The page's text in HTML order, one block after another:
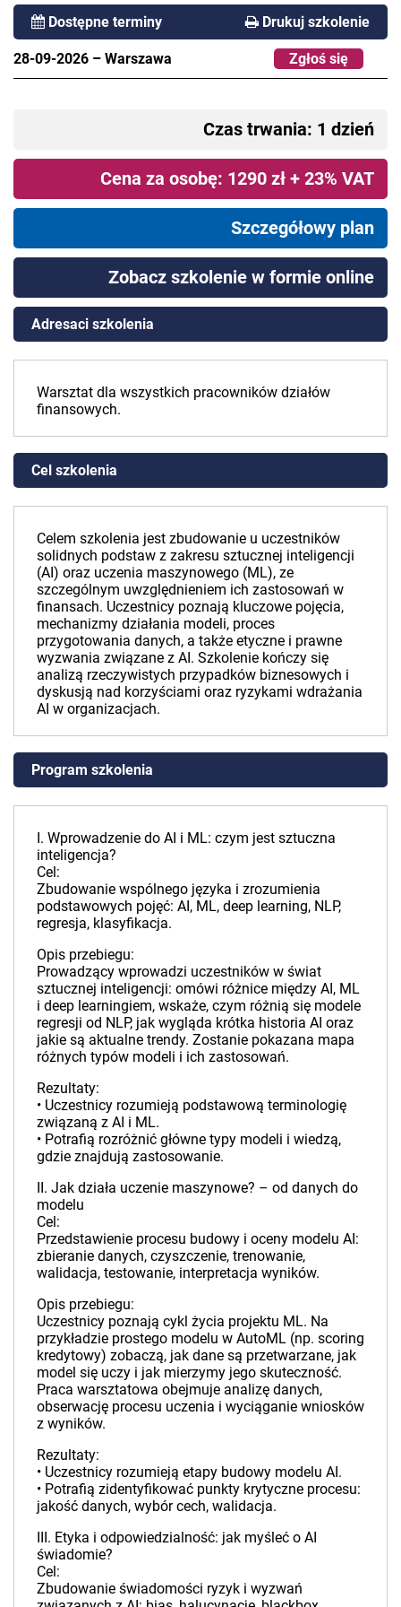
Dostępne terminy Drukuj szkolenie
28-09-2026 – Warszawa Zgłoś się
Czas trwania: 1 dzień
Cena za osobę: 1290 zł + 23% VAT
Szczegółowy plan
Zobacz szkolenie w formie online
Adresaci szkolenia
Warsztat dla wszystkich pracowników działów
finansowych.
Cel szkolenia
Celem szkolenia jest zbudowanie u uczestników
solidnych podstaw z zakresu sztucznej inteligencji
(AI) oraz uczenia maszynowego (ML), ze
szczególnym uwzględnieniem ich zastosowań w
finansach. Uczestnicy poznają kluczowe pojęcia,
mechanizmy działania modeli, proces
przygotowania danych, a także etyczne i prawne
wyzwania związane z AI. Szkolenie kończy się
analizą rzeczywistych przypadków biznesowych i
dyskusją nad korzyściami oraz ryzykami wdrażania
AI w organizacjach.
Program szkolenia
I. Wprowadzenie do AI i ML: czym jest sztuczna
inteligencja?
Cel:
Zbudowanie wspólnego języka i zrozumienia
podstawowych pojęć: AI, ML, deep learning, NLP,
regresja, klasyfikacja.
Opis przebiegu:
Prowadzący wprowadzi uczestników w świat
sztucznej inteligencji: omówi różnice między AI, ML
i deep learningiem, wskaże, czym różnią się modele
regresji od NLP, jak wygląda krótka historia AI oraz
jakie są aktualne trendy. Zostanie pokazana mapa
różnych typów modeli i ich zastosowań.
Rezultaty:
• Uczestnicy rozumieją podstawową terminologię
związaną z AI i ML.
• Potrafią rozróżnić główne typy modeli i wiedzą,
gdzie znajdują zastosowanie.
II. Jak działa uczenie maszynowe? – od danych do
modelu
Cel:
Przedstawienie procesu budowy i oceny modelu AI:
zbieranie danych, czyszczenie, trenowanie,
walidacja, testowanie, interpretacja wyników.
Opis przebiegu:
Uczestnicy poznają cykl życia projektu ML. Na
przykładzie prostego modelu w AutoML (np. scoring
kredytowy) zobaczą, jak dane są przetwarzane, jak
model się uczy i jak mierzymy jego skuteczność.
Praca warsztatowa obejmuje analizę danych,
obserwację procesu uczenia i wyciąganie wniosków
z wyników.
Rezultaty:
• Uczestnicy rozumieją etapy budowy modelu AI.
• Potrafią zidentyfikować punkty krytyczne procesu:
jakość danych, wybór cech, walidacja.
III. Etyka i odpowiedzialność: jak myśleć o AI
świadomie?
Cel:
Zbudowanie świadomości ryzyk i wyzwań